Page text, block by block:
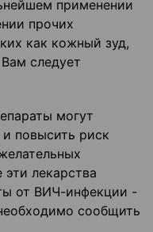
применении
прочих
как кожный зуд,
следует
могут
повысить риск
лекарства
от ВИЧ-инфекции -
сообщить